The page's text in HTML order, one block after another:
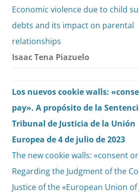
Economic violence due to child
debts and its impact on parental
relationships
Isaac Tena Piazuelo
Los nuevos cookie walls:
pay». A propósito de la
Tribunal de Justicia de la Unión
Europea de 4 de julio de 2023
The new cookie walls: «consent
Regarding the Judgment of the
Justice of the «European Union of